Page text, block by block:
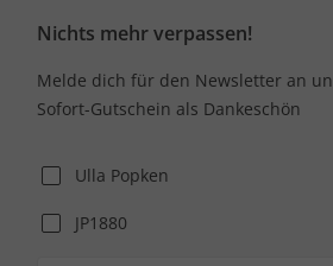
Nichts mehr verpassen!
Melde dich für den Newsletter an
Sofort-Gutschein als Dankeschön
Ulla Popken
JP1880